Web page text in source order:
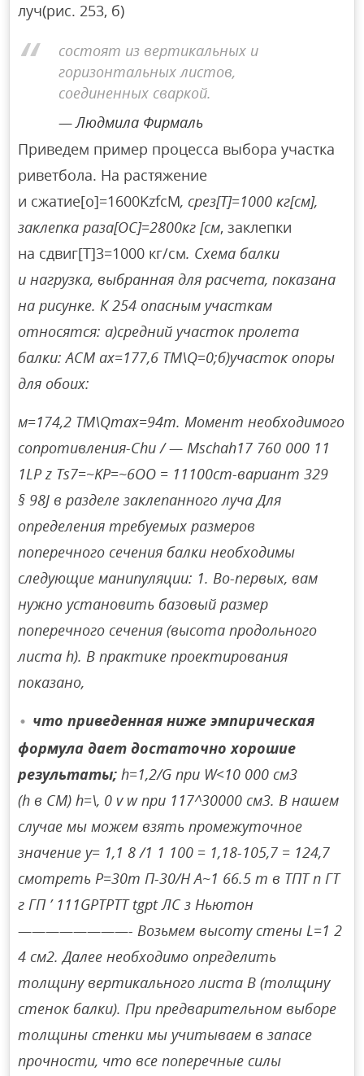
луч(рис. 253, б)
состоят из вертикальных и
горизонтальных листов,
соединенных сваркой.
Людмила Фирмаль
Приведем пример процесса выбора участка
риветбола. На растяжение
и сжатие[о]=1600KzfcM, срез[Т]=1000 кг[см],
заклепка раза[ОС]=2800кг [см, заклепки
на сдвиг[Т]3=1000 кг/см. Схема балки
и нагрузка, выбранная для расчета, показана
на рисунке. К 254 опасным участкам
относятся: а)средний участок пролета
балки: АСМ ax=177,6 ТМ\Q=0;б)участок опоры
для обоих:
м=174,2 ТМ\Qmax=94т. Момент необходимого
сопротивления-Chu / — Mschah17 760 000 11
1LP z Ts7=~KP=~6OO = 11100cm-вариант 329
§ 98J в разделе заклепанного луча Для
определения требуемых размеров
поперечного сечения балки необходимы
следующие манипуляции: 1. Во-первых, вам
нужно установить базовый размер
поперечного сечения (высота продольного
листа h). В практике проектирования
показано,
что приведенная ниже эмпирическая
формула дает достаточно хорошие
результаты; h=1,2/G при W<10 000 см3
(h в СМ) h=\, 0 v w при 117^30000 см3. В нашем
случае мы можем взять промежуточное
значение y= 1,1 8 /1 1 100 = 1,18-105,7 = 124,7
смотреть Р=30т П-30/Н А~1 66.5 т в ТПТ п ГТ
г ГП ’ 111GPTPTT tgpt ЛС з Ньютон
————————- Возьмем высоту стены L=1 2
4 см2. Далее необходимо определить
толщину вертикального листа B (толщину
стенок балки). При предварительном выборе
толщины стенки мы учитываем в запасе
прочности, что все поперечные силы